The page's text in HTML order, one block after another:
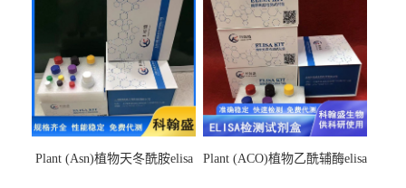
Plant (Asn)植物天冬酰胺elisa
Plant (ACO)植物乙酰辅酶elisa